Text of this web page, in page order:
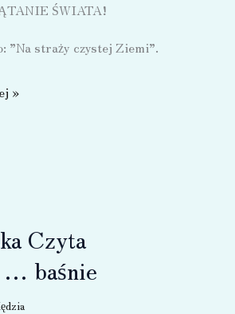
ŚWIATA!
”Na straży czystej Ziemi”.
»
Czyta
baśnie